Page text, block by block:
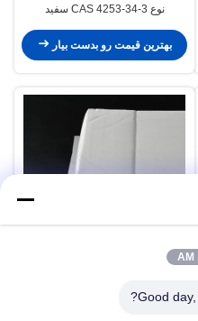
نوع CAS 4253-34-3 سفید
بهترین قیمت رو بدست بیار
Good